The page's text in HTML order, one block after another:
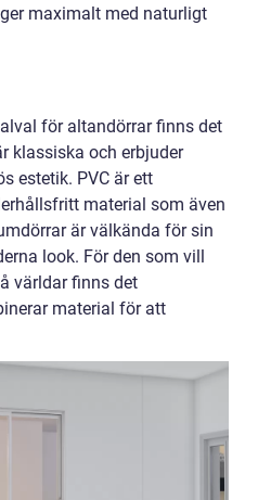
maximalt med naturligt
för altandörrar finns det
klassiska och erbjuder
estetik. PVC är ett
material som även
är välkända för sin
look. För den som vill
världar finns det
material för att